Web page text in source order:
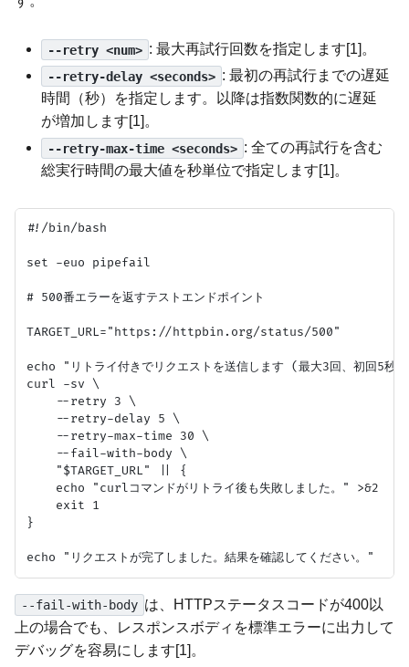
--retry <num> : 最大再試行回数を指定します[1]。
--retry-delay <seconds> : 最初の再試行までの遅延
時間（秒）を指定します。以降は指数関数的に遅延
が増加します[1]。
--retry-max-time <seconds> : 全ての再試行を含む
総実行時間の最大値を秒単位で指定します[1]。
#!/bin/bash
set -euo pipefail
# 500番エラーを返すテストエンドポイント
TARGET_URL="https://httpbin.org/status/500"
echo "リトライ付きでリクエストを送信します (最大3回、初回5
curl -sv \
    --retry 3 \
    --retry-delay 5 \
    --retry-max-time 30 \
    --fail-with-body \
    "$TARGET_URL" || {
    echo "curlコマンドがリトライ後も失敗しました。" >&2
    exit 1
}
--fail-with-body は、HTTPステータスコードが400以
上の場合でも、レスポンスボディを標準エラーに出力して
デバッグを容易にします[1]。